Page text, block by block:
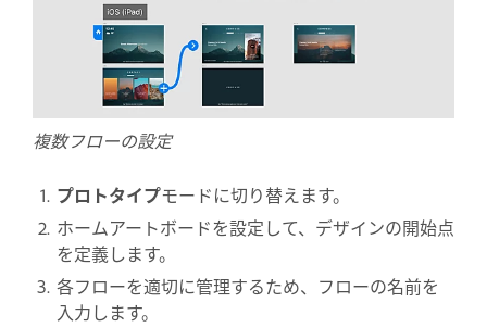
複数フローの設定
プロトタイプモードに切り替えます。
ホームアートボードを設定して、デザインの開始点
を定義します。
各フローを適切に管理するため、フローの名前を
入力します。